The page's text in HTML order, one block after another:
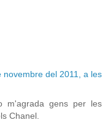
novembre del 2011, a les
m'agrada gens per les
Chanel.